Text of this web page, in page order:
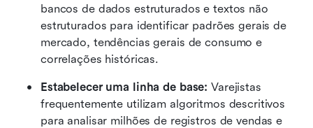
bancos de dados estruturados e textos não
estruturados para identificar padrões gerais de
mercado, tendências gerais de consumo e
correlações históricas.
Estabelecer uma linha de base: Varejistas
frequentemente utilizam algoritmos descritivos
para analisar milhões de registros de vendas e